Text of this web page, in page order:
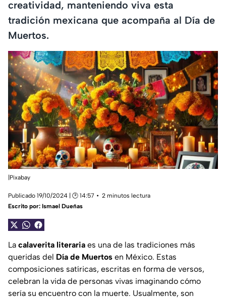
creatividad, manteniendo viva esta
tradición mexicana que acompaña al Día de
Muertos.
|Pixabay
Publicado 19/10/2024 | 🕑 14:57
2 minutos lectura
Escrito por: Ismael Dueñas
La calaverita literaria es una de las tradiciones más
queridas del Día de Muertos en México. Estas
composiciones satíricas, escritas en forma de versos,
celebran la vida de personas vivas imaginando cómo
sería su encuentro con la muerte. Usualmente, son